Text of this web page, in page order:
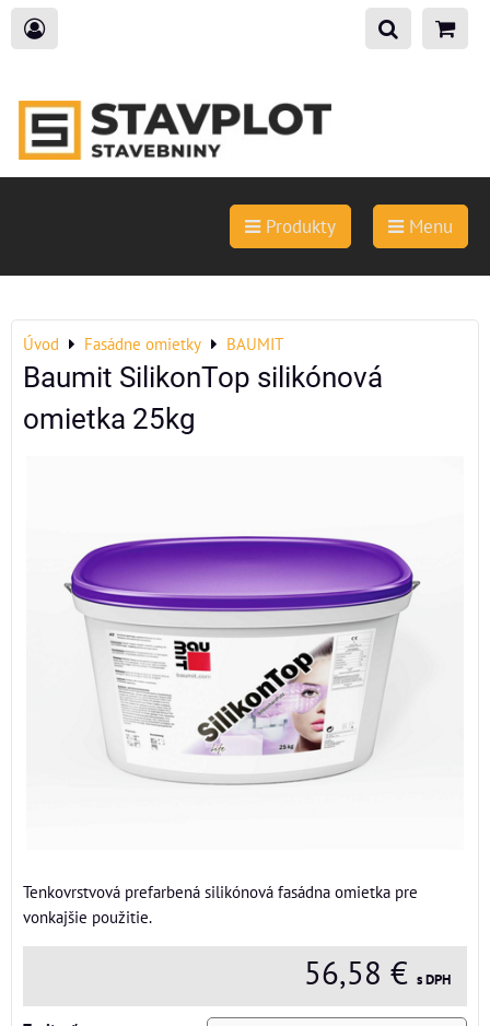
Produkty Menu
Úvod Fasádne omietky BAUMIT
Baumit SilikonTop silikónová
omietka 25kg
Tenkovrstvová prefarbená silikónová fasádna omietka pre
vonkajšie použitie.
56,58 € s DPH